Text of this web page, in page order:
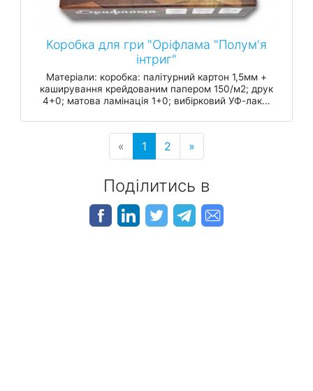
Коробка для гри "Оріфлама "Полум'я
інтриг"
Матеріали: коробка: палітурний картон 1,5мм +
каширування крейдованим папером 150/м2; друк
4+0; матова ламінація 1+0; вибірковий УФ-лак...
« 1 2 »
Поділитись в